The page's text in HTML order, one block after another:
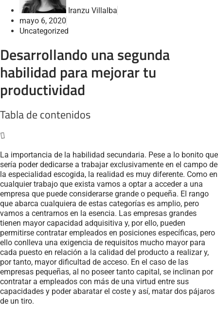
Iranzu Villalba
mayo 6, 2020
Uncategorized
Desarrollando una segunda
habilidad para mejorar tu
productividad
Tabla de contenidos
La importancia de la habilidad secundaria. Pese a lo bonito que
sería poder dedicarse a trabajar exclusivamente en el campo de
la especialidad escogida, la realidad es muy diferente. Como en
cualquier trabajo que exista vamos a optar a acceder a una
empresa que puede considerarse grande o pequeña. El rango
que abarca cualquiera de estas categorías es amplio, pero
vamos a centrarnos en la esencia. Las empresas grandes
tienen mayor capacidad adquisitiva y, por ello, pueden
permitirse contratar empleados en posiciones específicas, pero
ello conlleva una exigencia de requisitos mucho mayor para
cada puesto en relación a la calidad del producto a realizar y,
por tanto, mayor dificultad de acceso. En el caso de las
empresas pequeñas, al no poseer tanto capital, se inclinan por
contratar a empleados con más de una virtud entre sus
capacidades y poder abaratar el coste y así, matar dos pájaros
de un tiro.